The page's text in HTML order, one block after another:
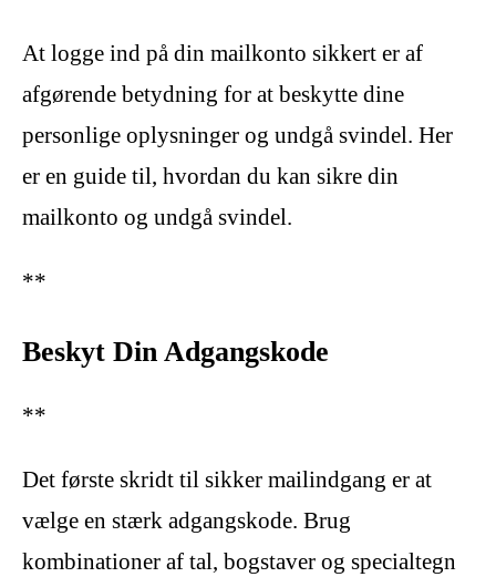
At logge ind på din mailkonto sikkert er af
afgørende betydning for at beskytte dine
personlige oplysninger og undgå svindel. Her
er en guide til, hvordan du kan sikre din
mailkonto og undgå svindel.
**
Beskyt Din Adgangskode
**
Det første skridt til sikker mailindgang er at
vælge en stærk adgangskode. Brug
kombinationer af tal, bogstaver og specialtegn